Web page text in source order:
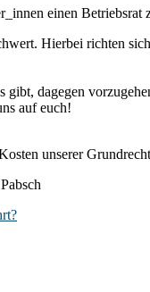
einen Betriebsrat
Hierbei richten
dagegen
auf euch!
unserer